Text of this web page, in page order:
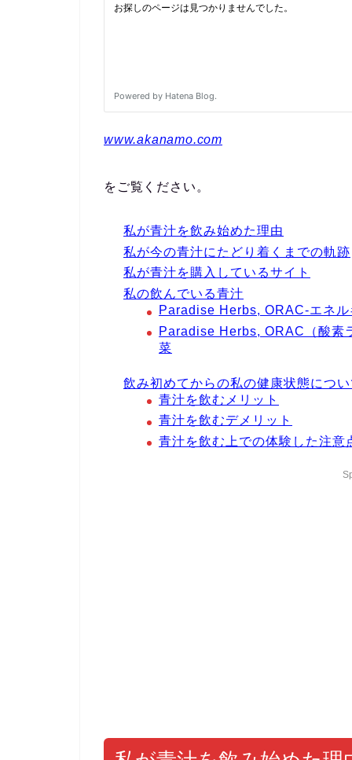
www.akanamo.com
をご覧ください。
私が青汁を飲み始めた理由
私が今の青汁にたどり着くまでの軌跡
私が青汁を購入しているサイト
私の飲んでいる青汁
Paradise Herbs, ORAC-エネル
Paradise Herbs, ORAC（酸素
菜
飲み初めてからの私の健康状態につ
青汁を飲むメリット
青汁を飲むデメリット
青汁を飲む上での体験した注意